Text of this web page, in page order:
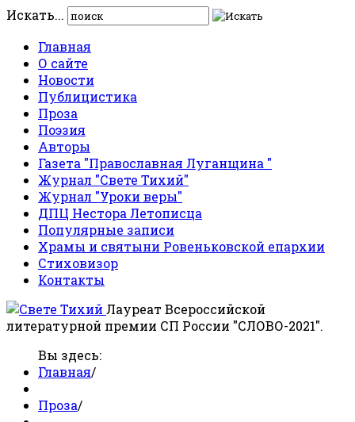
Искать...
Главная
О сайте
Новости
Публицистика
Проза
Поэзия
Авторы
Газета "Православная Луганщина "
Журнал "Свете Тихий"
Журнал "Уроки веры"
ДПЦ Нестора Летописца
Популярные записи
Храмы и святыни Ровеньковской епархии
Стиховизор
Контакты
Лауреат Всероссийской
литературной премии СП России "СЛОВО-2021".
Вы здесь:
Главная/
Проза/